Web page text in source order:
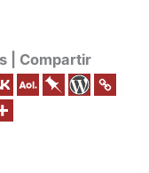
| Compartir